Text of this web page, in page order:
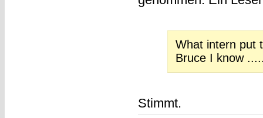
What intern put
Bruce I know
Stimmt.